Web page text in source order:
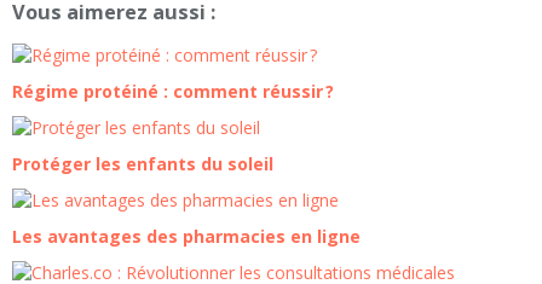
Vous aimerez aussi :
Régime protéiné : comment réussir ?
Protéger les enfants du soleil
Les avantages des pharmacies en ligne